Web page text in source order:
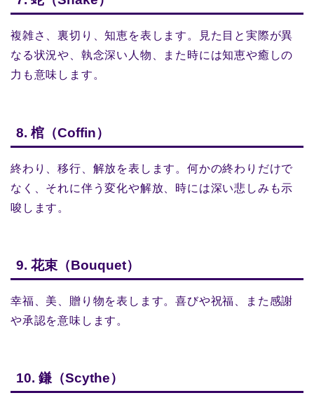
複雑さ、裏切り、知恵を表します。見た目と実際が異
なる状況や、執念深い人物、また時には知恵や癒しの
力も意味します。
8. 棺（Coffin）
終わり、移行、解放を表します。何かの終わりだけで
なく、それに伴う変化や解放、時には深い悲しみも示
唆します。
9. 花束（Bouquet）
幸福、美、贈り物を表します。喜びや祝福、また感謝
や承認を意味します。
10. 鎌（Scythe）